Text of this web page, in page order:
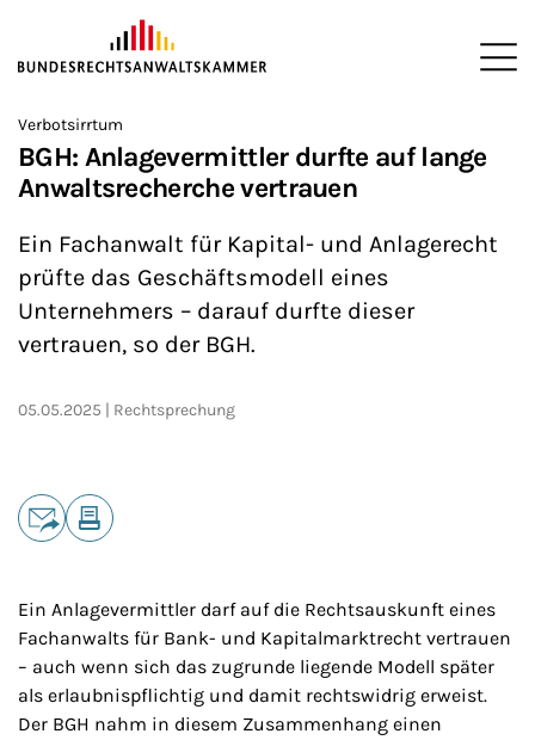
ZUM HAUPTINHALT SPRINGEN
Sie befinden sich hier:
>
Startseite
>
Verbotsirrtum
BGH: Anlagevermittler durfte auf lange
Anwaltsrecherche vertrauen
Ein Fachanwalt für Kapital- und Anlagerecht
prüfte das Geschäftsmodell eines
Unternehmers – darauf durfte dieser
vertrauen, so der BGH.
05.05.2025 Rechtsprechung
Teilen
Ein Anlagevermittler darf auf die Rechtsauskunft eines
Fachanwalts für Bank- und Kapitalmarktrecht vertrauen
– auch wenn sich das zugrunde liegende Modell später
als erlaubnispflichtig und damit rechtswidrig erweist.
Der BGH nahm in diesem Zusammenhang einen